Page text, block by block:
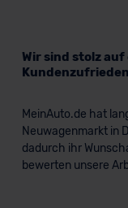
Wir sind stolz auf
MeinAuto.de hat
Neuwagenmarkt in
dadurch ihr
bewerten unsere